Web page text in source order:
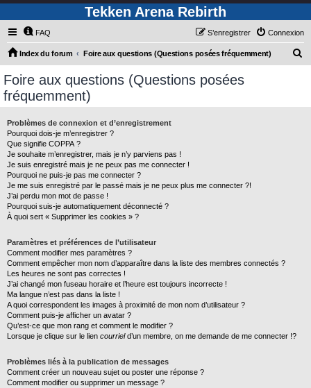
Tekken Arena Rebirth
FAQ Connexion
S’enregistrer
Index du forum Foire aux questions (Questions posées fréquemment)
Foire aux questions (Questions posées
fréquemment)
Problèmes de connexion et d’enregistrement
Pourquoi dois-je m’enregistrer ?
Que signifie COPPA ?
Je souhaite m’enregistrer, mais je n’y parviens pas !
Je suis enregistré mais je ne peux pas me connecter !
Pourquoi ne puis-je pas me connecter ?
Je me suis enregistré par le passé mais je ne peux plus me connecter ?!
J’ai perdu mon mot de passe !
Pourquoi suis-je automatiquement déconnecté ?
À quoi sert « Supprimer les cookies » ?
Paramètres et préférences de l’utilisateur
Comment modifier mes paramètres ?
Comment empêcher mon nom d’apparaître dans la liste des membres connectés ?
Les heures ne sont pas correctes !
J’ai changé mon fuseau horaire et l’heure est toujours incorrecte !
Ma langue n’est pas dans la liste !
A quoi correspondent les images à proximité de mon nom d’utilisateur ?
Comment puis-je afficher un avatar ?
Qu’est-ce que mon rang et comment le modifier ?
Lorsque je clique sur le lien courrield’un membre, on me demande de me connecter !?
Problèmes liés à la publication de messages
Comment créer un nouveau sujet ou poster une réponse ?
Comment modifier ou supprimer un message ?